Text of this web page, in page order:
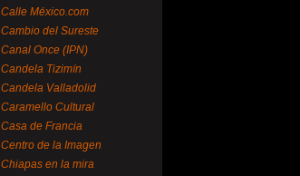
Calle México.com
Cambio del Sureste
Canal Once (IPN)
Candela Tizimín
Candela Valladolid
Caramello Cultural
Casa de Francia
Centro de la Imagen
Chiapas en la mira